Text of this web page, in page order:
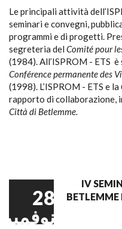
Le principali attività
seminari e convegni,
programmi e di progetti.
segreteria del Comité pour
(1984).All’ISPROM - ETS
Conférence permanente des
(1998). L’ISPROM - ETS e la
rapporto di collaborazione,
Città di Betlemme.
28
نوفمبر
IV
BETLEMME